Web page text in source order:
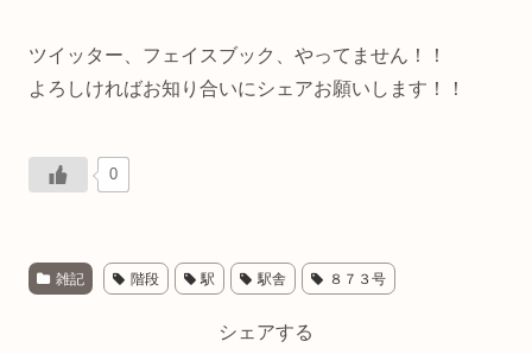
ツイッター、フェイスブック、やってません！！
よろしければお知り合いにシェアお願いします！！
0
雑記 階段 駅 駅舎 ８７３号
シェアする